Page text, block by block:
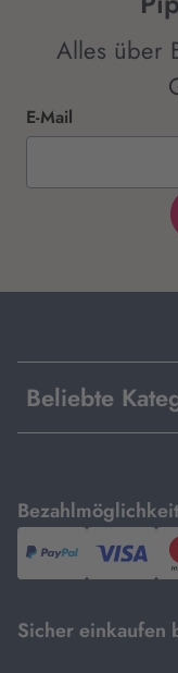
Alles über
E-Mail
Beliebte
mit
PayPal,Visa
Sicher einkaufen